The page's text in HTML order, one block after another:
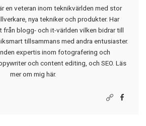
en veteran inom teknikvärlden med stor
nya tekniker och produkter. Har
från blogg- och it-världen vilken bidrar till
tillsammans med andra entusiaster.
expertis inom fotografering och
och content editing, och SEO. Läs
mer om mig här.